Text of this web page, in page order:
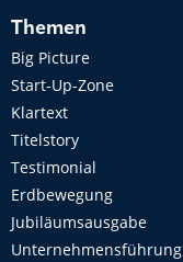
Themen
Big Picture
Start-Up-Zone
Klartext
Titelstory
Testimonial
Erdbewegung
Jubiläumsausgabe
Unternehmensführung